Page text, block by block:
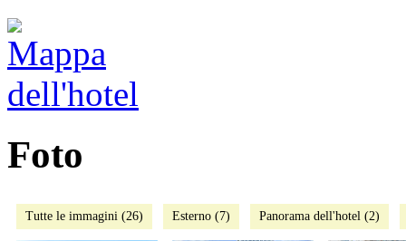
Foto
Tutte le immagini (26) Esterno (7) Panorama dell'hotel (2)